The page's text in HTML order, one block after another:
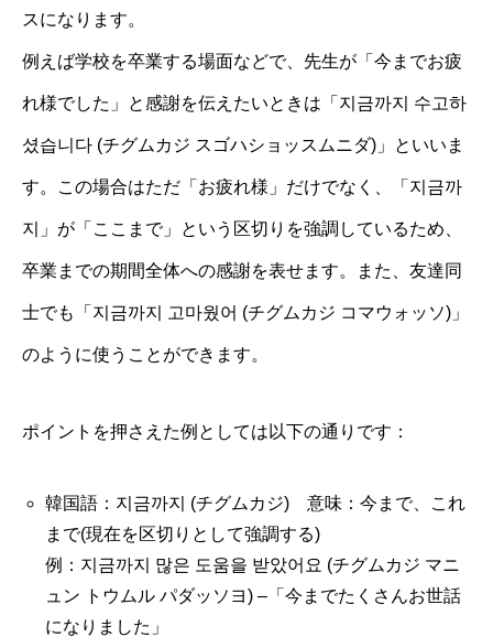
スになります。
例えば学校を卒業する場面などで、先生が「今までお疲
れ様でした」と感謝を伝えたいときは「지금까지 수고하
셨습니다 (チグムカジ スゴハショッスムニダ)」といいま
す。この場合はただ「お疲れ様」だけでなく、「지금까
지」が「ここまで」という区切りを強調しているため、
卒業までの期間全体への感謝を表せます。また、友達同
士でも「지금까지 고마웠어 (チグムカジ コマウォッソ)」
のように使うことができます。
ポイントを押さえた例としては以下の通りです：
韓国語：지금까지 (チグムカジ) 意味：今まで、これ
まで(現在を区切りとして強調する)
例：지금까지 많은 도움을 받았어요 (チグムカジ マニ
ュン トウムル パダッソヨ) –「今までたくさんお世話
になりました」